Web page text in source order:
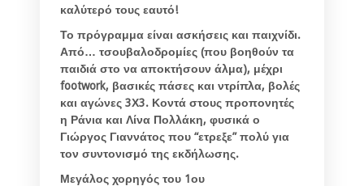
καλύτερό τους εαυτό!
Το πρόγραμμα είναι ασκήσεις και παιχνίδι.
Από… τσουβαλοδρομίες (που βοηθούν τα
παιδιά στο να αποκτήσουν άλμα), μέχρι
footwork, βασικές πάσες και ντρίπλα, βολές
και αγώνες 3Χ3. Κοντά στους προπονητές
η Ράνια και Λίνα Πολλάκη, φυσικά ο
Γιώργος Γιαννάτος που “ετρεξε” πολύ για
τον συντονισμό της εκδήλωσης.
Μεγάλος χορηγός του 1ου